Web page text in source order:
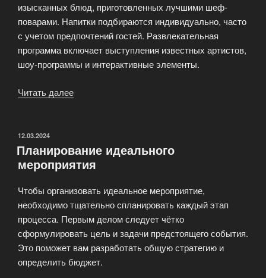
изысканных блюд, приготовленных лучшими шеф-
поварами. Напитки подбираются индивидуально, часто
с учетом предпочтений гостей. Развлекательная
программа включает выступления известных артистов,
шоу-программы и интерактивные элементы.
Читать далее
их
от
событий?»
ОПУБЛИКОВАНО
12.03.2024
Планирование идеального
мероприятия
Чтобы организовать идеальное мероприятие,
необходимо тщательно спланировать каждый этап
процесса. Первым делом следует чётко
сформулировать цель и задачи предстоящего события.
Это поможет вам разработать общую стратегию и
определить бюджет.